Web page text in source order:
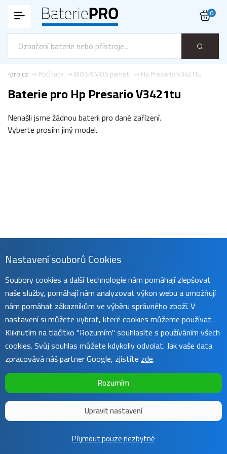
0
Hp Presario V3421tu
BIOS/CMOS paměti
Počítače
pro.cz
Baterie pro Hp Presario V3421tu
Nenašli jsme žádnou baterii pro dané zařízení.
Vyberte prosím jiný model.
Sunnysoft2016 - 2026 | Template by
Nastavení souborů Cookies
Soubory cookies a další technologie nám pomáhají zlepšovat
naše služby, pomáhají nám analyzovat výkon webu a umožňují
nám pomáhat zákazníkům ve výběru správného zboží. V
nastavení si můžete vybrat, které cookies můžeme používat.
Kliknutím na tlačítko "Rozumím" souhlasíte s používáním všech
cookies. Svůj souhlas můžete kdykoliv odvolat. Jak vaše data
zpracovává náš partner Google, zjistítezde.
Rozumím
Upravit nastavení
Přijmout pouze nezbytné